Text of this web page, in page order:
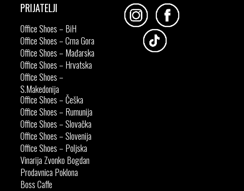
PRIJATELJI
Office Shoes – BiH
Office Shoes – Crna Gora
Office Shoes – Mađarska
Office Shoes – Hrvatska
Office Shoes –
S.Makedonija
Office Shoes – Češka
Office Shoes – Rumunija
Office Shoes – Slovačka
Office Shoes – Slovenija
Office Shoes – Poljska
Vinarija Zvonko Bogdan
Prodavnica Poklona
Boss Caffe